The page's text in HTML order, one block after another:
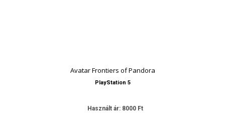
Avatar Frontiers of Pandora
PlayStation 5
Használt ár: 8000 Ft